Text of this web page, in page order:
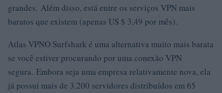
grandes. Além disso, está entre os serviços VPN mais
baratos que existem (apenas US $ 3,49 por mês).
Atlas VPNO Surfshark é uma alternativa muito mais barata
se você estiver procurando por uma conexão VPN
segura. Embora seja uma empresa relativamente nova, ela
já possui mais de 3.200 servidores distribuídos em 65